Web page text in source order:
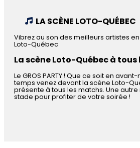
LA SCÈNE LOTO-QUÉBEC
Vibrez au son des meilleurs artistes
Loto-Québec
La scène Loto-Québec à
Le GROS PARTY ! Que ce soit en
temps venez devant la scène Loto-
présente à tous les matchs. Une autre
stade pour profiter de votre soirée !